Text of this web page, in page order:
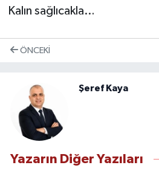
Kalın sağlıcakla…
ÖNCEKI
Şeref Kaya
Yazarın Diğer Yazıları